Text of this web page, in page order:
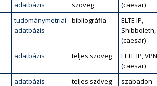
adatbázis
szöveg
(caesar)
tudománymetriai
adatbázis
bibliográfia
ELTE IP,
Shibboleth,
(caesar)
adatbázis teljes szöveg
ELTE IP, VPN
(caesar)
adatbázis teljes szöveg
szabadon